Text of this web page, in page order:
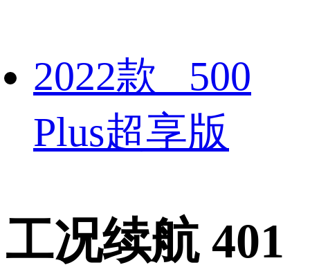
2022款 500
Plus超享版
工况续航 401